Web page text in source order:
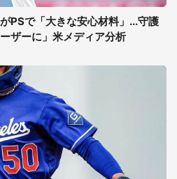
PSで「大きな安心材料」...守護
ザーに」米メディア分析